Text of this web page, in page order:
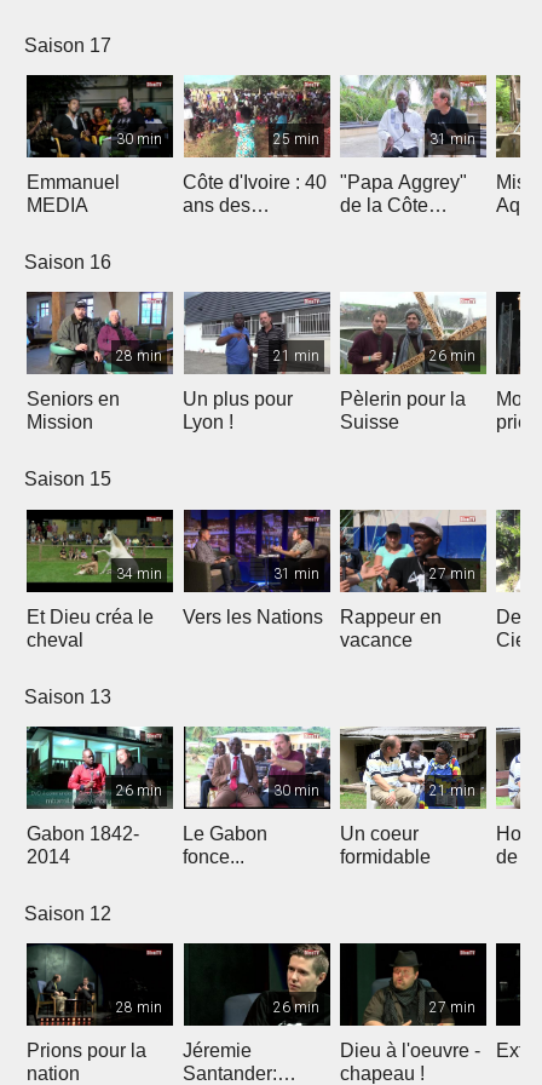
Saison 17
30 min
Emmanuel
MEDIA
25 min
Côte d'Ivoire : 40
ans des
31 min
"Papa Aggrey"
de la Côte
Saison 16
28 min
Seniors en
Mission
21 min
Un plus pour
Lyon !
26 min
Pèlerin pour la
Suisse
Saison 15
34 min
Et Dieu créa le
cheval
31 min
Vers les Nations
27 min
Rappeur en
vacance
Ciel
Saison 13
26 min
Gabon 1842-
2014
30 min
Le Gabon
fonce...
21 min
Un coeur
formidable
de
Saison 12
28 min
Prions pour la
nation
26 min
Jéremie
Santander:
27 min
Dieu à l'oeuvre -
chapeau !